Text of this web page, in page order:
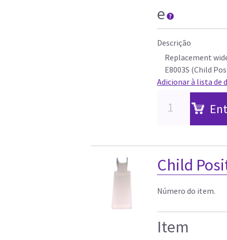
e
Descrição
Replacement
E8003S (Child
Adicionar à lista de
Child
Número do item.
Item